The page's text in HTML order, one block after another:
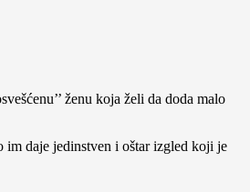
ženu koja želi da doda malo
im daje jedinstven i oštar izgled koji je